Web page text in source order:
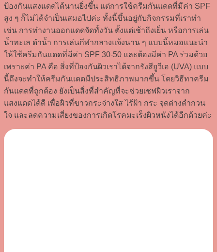
ป้องกันแสงแดดได้นานยิ่งขึ้น แต่การใช้ครีมกันแดดที่มีค่า SPF
สูง ๆ ก็ไม่ได้จำเป็นเสมอไปค่ะ ทั้งนี้ขึ้นอยู่กับกิจกรรมที่เราทำ
เช่น การทำงานออกแดดจัดทั้งวัน ตั้งแต่เช้าถึงเย็น หรือการเล่น
น้ำทะเล ดำน้ำ การเล่นกีฬากลางแจ้งนาน ๆ แบบนี้หมอแนะนำ
ให้ใช้ครีมกันแดดที่มีค่า SPF 30-50 และต้องมีค่า PA ร่วมด้วย
เพราะค่า PA คือ สิ่งที่ป้องกันผิวเราได้จากรังสียูวีเอ (UVA) แบบ
นี้ถึงจะทำให้ครีมกันแดดมีประสิทธิภาพมากขึ้น โดยวิธีทาครีม
กันแดดที่ถูกต้อง ยังเป็นสิ่งที่สำคัญที่จะช่วยเชฟผิวเราจาก
แสงแดดได้ดี เพื่อผิวที่ขาวกระจ่างใส ไร้ฝ้า กระ จุดด่างดำกวน
ใจ และลดความเสี่ยงของการเกิดโรคมะเร็งผิวหนังได้อีกด้วยค่ะ